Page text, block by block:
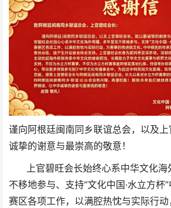
谨向阿根廷闽南同乡联谊总会，以及
诚挚的谢意与最崇高的敬意！
上官碧旺会长始终心系中华文化海
不移地参与、支持“文化中国·水立方杯
赛区各项工作，以满腔热忱与实际行